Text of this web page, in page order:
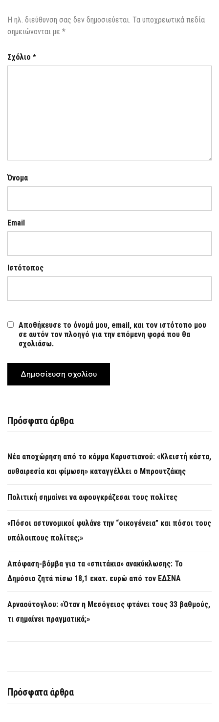
Η ηλ. διεύθυνση σας δεν δημοσιεύεται. Τα υποχρεωτικά πεδία
σημειώνονται με *
Σχόλιο *
Όνομα
Email
Ιστότοπος
Αποθήκευσε το όνομά μου, email, και τον ιστότοπο μου
σε αυτόν τον πλοηγό για την επόμενη φορά που θα
σχολιάσω.
Πρόσφατα άρθρα
Νέα αποχώρηση από το κόμμα Καρυστιανού: «Κλειστή κάστα,
αυθαιρεσία και φίμωση» καταγγέλλει ο Μπρουτζάκης
Πολιτική σημαίνει να αφουγκράζεσαι τους πολίτες
«Πόσοι αστυνομικοί φυλάνε την “οικογένεια” και πόσοι τους
υπόλοιπους πολίτες;»
Απόφαση-βόμβα για τα «σπιτάκια» ανακύκλωσης: Το
Δημόσιο ζητά πίσω 18,1 εκατ. ευρώ από τον ΕΔΣΝΑ
Αρναούτογλου: «Όταν η Μεσόγειος φτάνει τους 33 βαθμούς,
τι σημαίνει πραγματικά;»
Πρόσφατα άρθρα